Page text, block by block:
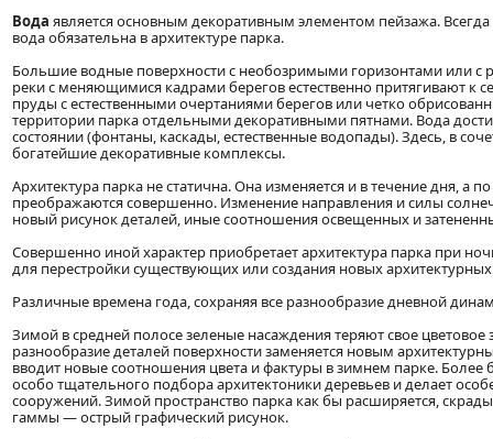
Вода является основным декоративным элементом пейзажа.
вода обязательна в архитектуре парка.
Большие водные поверхности с необозримыми горизонтами или с
реки с меняющимися кадрами берегов естественно притягивают
пруды с естественными очертаниями берегов или четко
территории парка отдельными декоративными пятнами. Вода
состоянии (фонтаны, каскады, естественные водопады). Здесь, в
богатейшие декоративные комплексы.
Архитектура парка не статична. Она изменяется и в течение дня, а
преображаются совершенно. Изменение направления и силы
новый рисунок деталей, иные соотношения освещенных и
Совершенно иной характер приобретает архитектура парка при
для перестройки существующих или создания новых
Различные времена года, сохраняя все разнообразие дневной
Зимой в средней полосе зеленые насаждения теряют свое цветовое
разнообразие деталей поверхности заменяется новым
вводит новые соотношения цвета и фактуры в зимнем парке.
особо тщательного подбора архитектоники деревьев и делает
сооружений. Зимой пространство парка как бы расширяется,
гаммы — острый графический рисунок.